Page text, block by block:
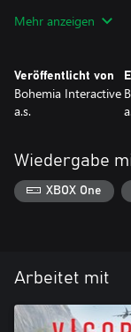
Dieses Paket kann
Mehr anzeigen
Veröffentlicht von
Bohemia Interactive
a.s.
Wiedergabe
XBOX One
Arbeitet mit